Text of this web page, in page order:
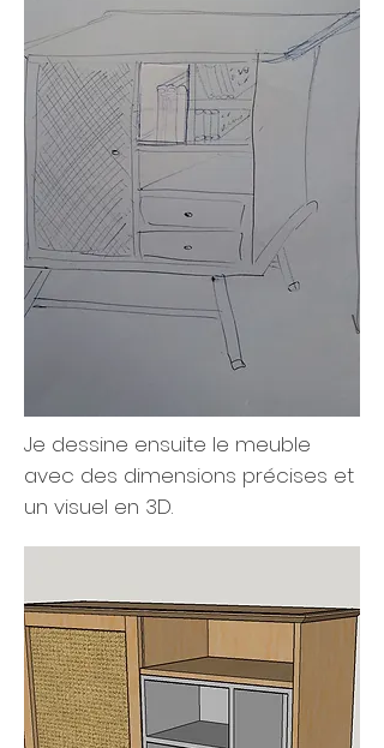
Je dessine ensuite le meuble
avec des dimensions précises et
un visuel en 3D.